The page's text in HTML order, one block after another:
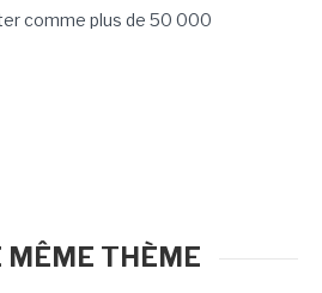
comme plus de 50 000
MÊME THÈME